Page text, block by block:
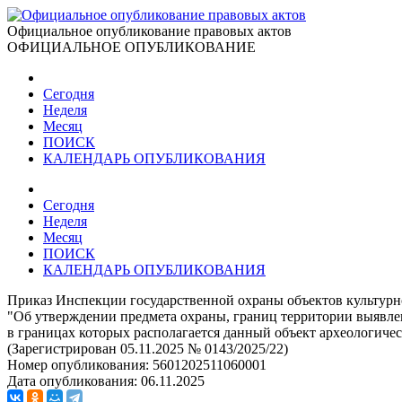
Официальное опубликование правовых актов
ОФИЦИАЛЬНОЕ ОПУБЛИКОВАНИЕ
Сегодня
Неделя
Месяц
ПОИСК
КАЛЕНДАРЬ ОПУБЛИКОВАНИЯ
Сегодня
Неделя
Месяц
ПОИСК
КАЛЕНДАРЬ ОПУБЛИКОВАНИЯ
Приказ Инспекции государственной охраны объектов
"Об утверждении предмета охраны, границ территории
в границах которых располагается данный объект
(Зарегистрирован 05.11.2025 № 0143/2025/22)
Номер опубликования: 5601202511060001
Дата опубликования: 06.11.2025